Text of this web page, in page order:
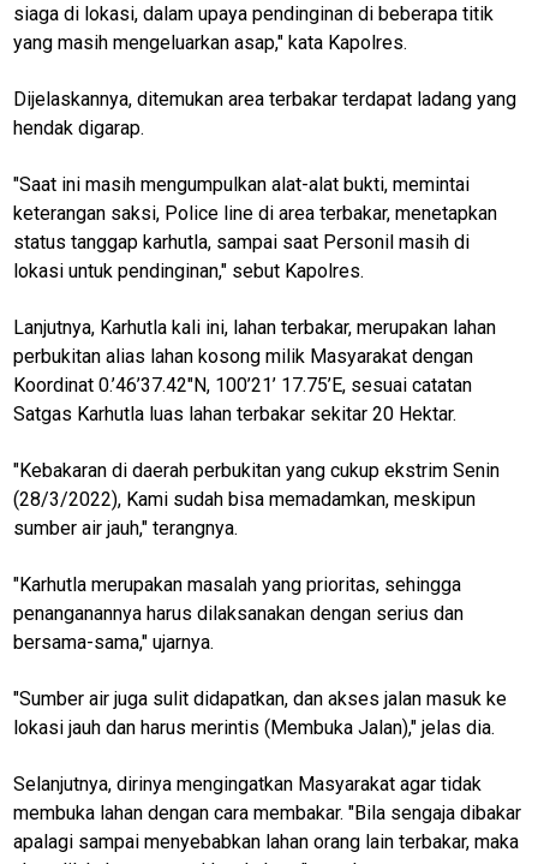
siaga di lokasi, dalam upaya pendinginan di beberapa titik
yang masih mengeluarkan asap," kata Kapolres.
Dijelaskannya, ditemukan area terbakar terdapat ladang yang
hendak digarap.
"Saat ini masih mengumpulkan alat-alat bukti, memintai
keterangan saksi, Police line di area terbakar, menetapkan
status tanggap karhutla, sampai saat Personil masih di
lokasi untuk pendinginan," sebut Kapolres.
Lanjutnya, Karhutla kali ini, lahan terbakar, merupakan lahan
perbukitan alias lahan kosong milik Masyarakat dengan
Koordinat 0.’46’37.42″N, 100’21’ 17.75’E, sesuai catatan
Satgas Karhutla luas lahan terbakar sekitar 20 Hektar.
"Kebakaran di daerah perbukitan yang cukup ekstrim Senin
(28/3/2022), Kami sudah bisa memadamkan, meskipun
sumber air jauh," terangnya.
"Karhutla merupakan masalah yang prioritas, sehingga
penanganannya harus dilaksanakan dengan serius dan
bersama-sama," ujarnya.
"Sumber air juga sulit didapatkan, dan akses jalan masuk ke
lokasi jauh dan harus merintis (Membuka Jalan)," jelas dia.
Selanjutnya, dirinya mengingatkan Masyarakat agar tidak
membuka lahan dengan cara membakar. "Bila sengaja dibakar
apalagi sampai menyebabkan lahan orang lain terbakar, maka
M
N
Home
jawabarat
Guide
Money